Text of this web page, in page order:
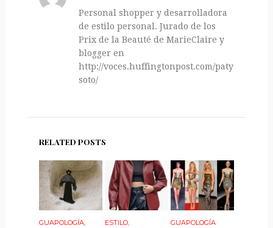
Personal shopper y desarrolladora
de estilo personal. Jurado de los
Prix de la Beauté de MarieClaire y
blogger en
http://voces.huffingtonpost.com/paty-
soto/
RELATED POSTS
GUAPOLOGÍA,
ESTILO,
GUAPOLOGÍA